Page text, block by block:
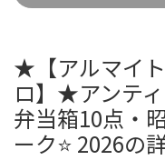
★【アルマイ
ロ】★アンテ
弁当箱10点・
ーク⭐️ 2026の